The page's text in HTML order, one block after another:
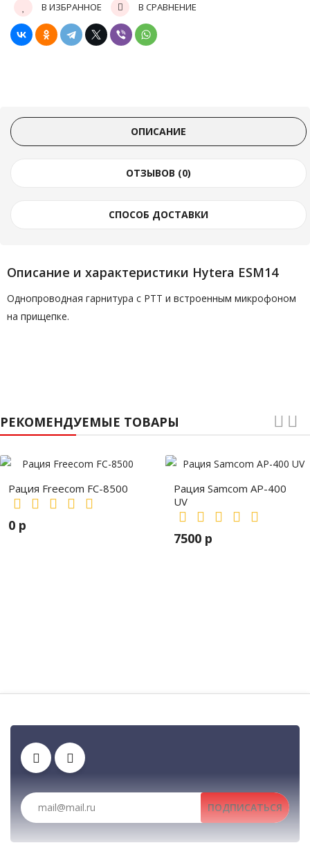
В ИЗБРАННОЕ В СРАВНЕНИЕ
ОПИСАНИЕ
ОТЗЫВОВ (0)
СПОСОБ ДОСТАВКИ
Описание и характеристики Hytera ESM14
Однопроводная гарнитура с PTT и встроенным микрофоном
на прищепке.
РЕКОМЕНДУЕМЫЕ ТОВАРЫ
Рация Freecom FC-8500
0 р
Рация Samcom AP-400
UV
7500 р
Клипсы
Гарнитуры Антенны Аккумуляторы
Зарядные устройства
ПОДПИСАТЬСЯ